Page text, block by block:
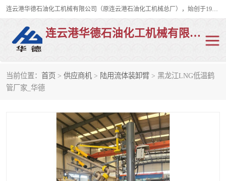
连云港华德石油化工机械有限公司（原连云港石油化工机械总厂），始创于1982年，是从事码头船用流体装卸臂、陆用流体装卸臂（鹤管）、活动梯、钢构平台、定量装车系统等全系列流体装卸设备的设计、制造、销售以及服务的专业供应商。
连云港华德石油化工机械有限公司
当前位置： 首页 > 供应商机 > 陆用流体装卸臂 > 黑龙江LNG低温鹤
管厂家_华德
陆用流体装卸臂
液氯鹤管
活动梯
卸车鹤管